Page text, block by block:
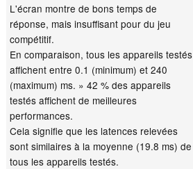
L'écran montre de bons temps de
réponse, mais insuffisant pour du jeu
compétitif.
En comparaison, tous les appareils testés
affichent entre 0.1 (minimum) et 240
(maximum) ms. » 42 % des appareils
testés affichent de meilleures
performances.
Cela signifie que les latences relevées
sont similaires à la moyenne (19.8 ms) de
tous les appareils testés.